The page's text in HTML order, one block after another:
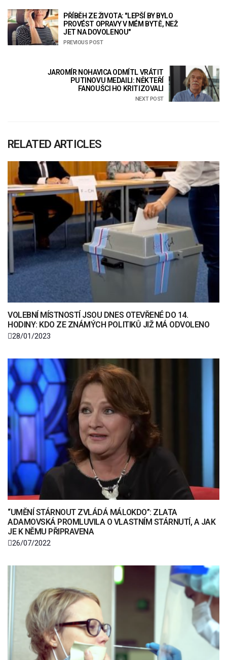
PŘÍBĚH ZE ŽIVOTA: "LEPŠÍ BY BYLO
PROVÉST OPRAVY V MÉM BYTĚ, NEŽ
JET NA DOVOLENOU"
PREVIOUS POST
JAROMÍR NOHAVICA ODMÍTL VRÁTIT
PUTINOVU MEDAILI: NĚKTEŘÍ
FANOUŠCI HO KRITIZOVALI
NEXT POST
RELATED ARTICLES
VOLEBNÍ MÍSTNOSTÍ JSOU DNES OTEVŘENÉ DO 14.
HODINY: KDO ZE ZNÁMÝCH POLITIKŮ JIŽ MÁ ODVOLENO
28/01/2023
“UMĚNÍ STÁRNOUT ZVLÁDÁ MÁLOKDO”: ZLATA
ADAMOVSKÁ PROMLUVILA O VLASTNÍM STÁRNUTÍ, A JAK
JE K NĚMU PŘIPRAVENA
26/07/2022